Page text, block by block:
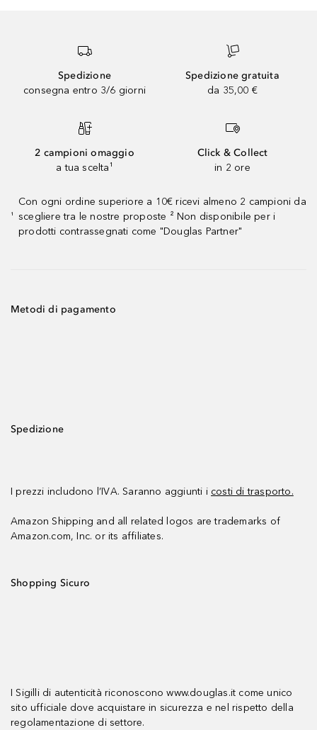
Spedizione
consegna entro 3/6 giorni
Spedizione gratuita
da 35,00 €
2 campioni omaggio
a tua scelta¹
Click & Collect
in 2 ore
¹
Con ogni ordine superiore a 10€ ricevi almeno 2 campioni da
scegliere tra le nostre proposte ² Non disponibile per i
prodotti contrassegnati come "Douglas Partner"
Metodi di pagamento
Spedizione
I prezzi includono l’IVA. Saranno aggiunti i costi di trasporto.
Amazon Shipping and all related logos are trademarks of
Amazon.com, Inc. or its affiliates.
Shopping Sicuro
I Sigilli di autenticità riconoscono www.douglas.it come unico
sito ufficiale dove acquistare in sicurezza e nel rispetto della
regolamentazione di settore.